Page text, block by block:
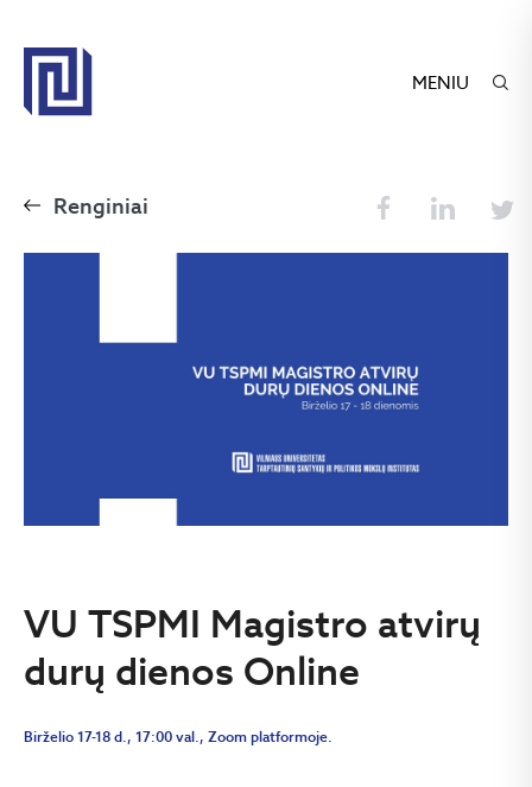
MENIU
Renginiai
VU TSPMI Magistro atvirų
durų dienos Online
Birželio 17-18 d., 17:00 val., Zoom platformoje.